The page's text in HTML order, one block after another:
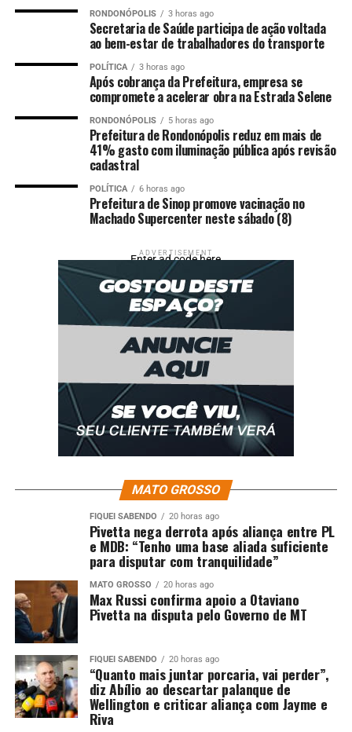
Ver essa foto no Instagram
Um post compartilhado por Lexa (@lexa)
Lexa brilha em estreia como madrinha de bateria
da Dragões da Real: ‘Foi incrível!!!’apareceu primeiro
em
TOP FAMOSOS.
Comentários
RONDONÓPOLIS 3 horas ago
Secretaria de Saúde participa de ação voltada
ao bem-estar de trabalhadores do transporte
POLÍTICA 3 horas ago
Após cobrança da Prefeitura, empresa se
compromete a acelerar obra na Estrada Selene
RONDONÓPOLIS 5 horas ago
Prefeitura de Rondonópolis reduz em mais de
41% gasto com iluminação pública após revisão
cadastral
POLÍTICA 6 horas ago
Prefeitura de Sinop promove vacinação no
Machado Supercenter neste sábado (8)
ADVERTISEMENT
Enter ad code here
MATO GROSSO
FIQUEI SABENDO 20 horas ago
Pivetta nega derrota após aliança entre PL
e MDB: “Tenho uma base aliada suficiente
para disputar com tranquilidade”
MATO GROSSO 20 horas ago
Max Russi confirma apoio a Otaviano
Pivetta na disputa pelo Governo de MT
FIQUEI SABENDO 20 horas ago
“Quanto mais juntar porcaria, vai perder”,
diz Abílio ao descartar palanque de
Wellington e criticar aliança com Jayme e
Riva